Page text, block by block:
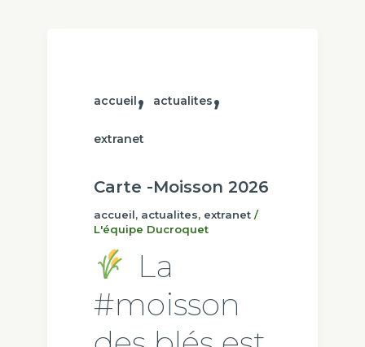
accueil, actualites,
extranet
Carte -Moisson 2026
accueil, actualites, extranet /
L'équipe Ducroquet
La
#moisson